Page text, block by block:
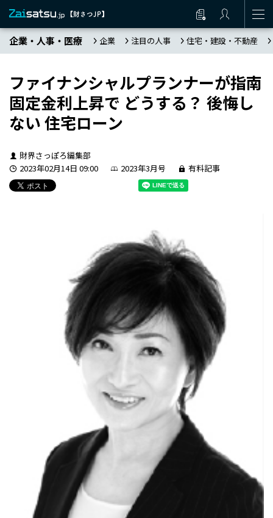
企業・人事・医療 企業 注目の人事 住宅・建設・不動産
ファイナンシャルプランナーが指南
固定金利上昇で どうする？ 後悔し
ない 住宅ローン
財界さっぽろ編集部
2023年02月14日 09:00
2023年3月号 有料記事